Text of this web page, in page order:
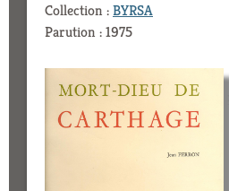
Collection :BYRSA
Parution : 1975